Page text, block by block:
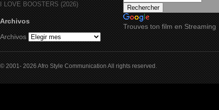
I LOVE BOOSTERS (2026)
Archivos
Archivos
Trouves ton film en Streaming
© 2001- 2026 Afro Style Communication All rights reserved.